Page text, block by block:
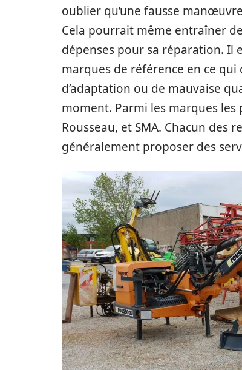
oublier qu’une fausse
Cela pourrait même entraîner
dépenses pour sa réparation. Il
marques de référence en ce qui
d’adaptation ou de mauvaise
moment. Parmi les marques
Rousseau, et SMA. Chacun des
généralement proposer des